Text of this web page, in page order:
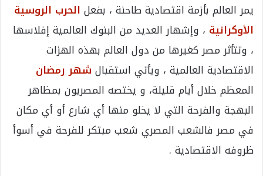
يمر العالم بأزمة اقتصادية طاحنة ، بفعل الحرب الروسية
الأوكرانية ، وإشهار العديد من البنوك العالمية إفلاسها
، وتتأثر مصر كغيرها من دول العالم بهذه الهزات
الاقتصادية العالمية ، ويأتي استقبال شهر رمضان
المعظم خلال أيام قليلة، و يختصه المصريون بمظاهر
البهجة والفرحة التي لا يخلو منها أي شارع أو أي مكان
في مصر فالشعب المصري شعب مبتكر للفرحة في أسوأ
ظروفه الاقتصادية .